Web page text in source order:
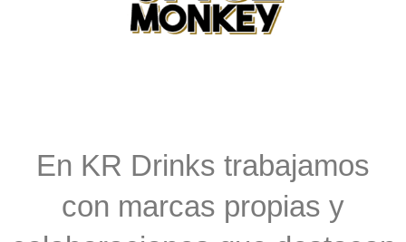
En KR Drinks trabajamos
con marcas propias y